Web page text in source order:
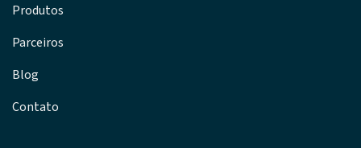
Produtos
Parceiros
Blog
Contato